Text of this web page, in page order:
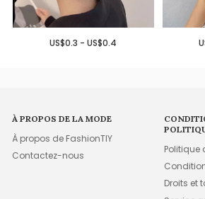
US$0.3 - US$0.4
À PROPOS DE LA MODE
À propos de FashionTIY
Contactez-nous
Politique
Droits et